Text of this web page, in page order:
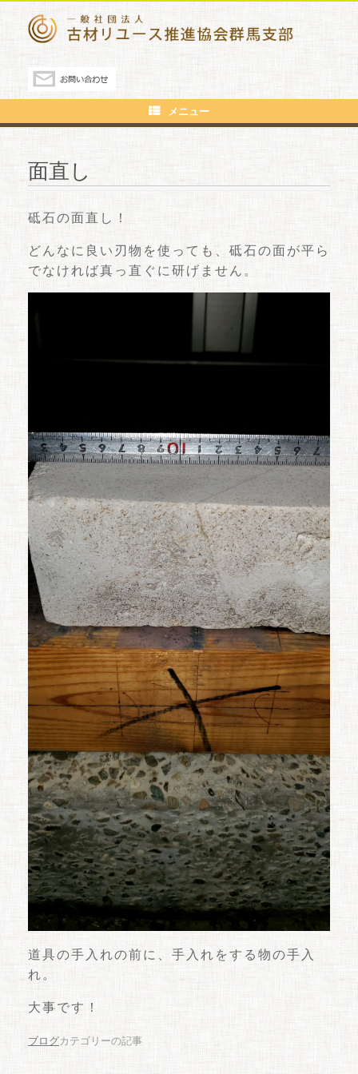
メニュー
面直し
砥石の面直し！
どんなに良い刃物を使っても、砥石の面が平ら
でなければ真っ直ぐに研げません。
道具の手入れの前に、手入れをする物の手入
れ。
大事です！
ブログカテゴリーの記事